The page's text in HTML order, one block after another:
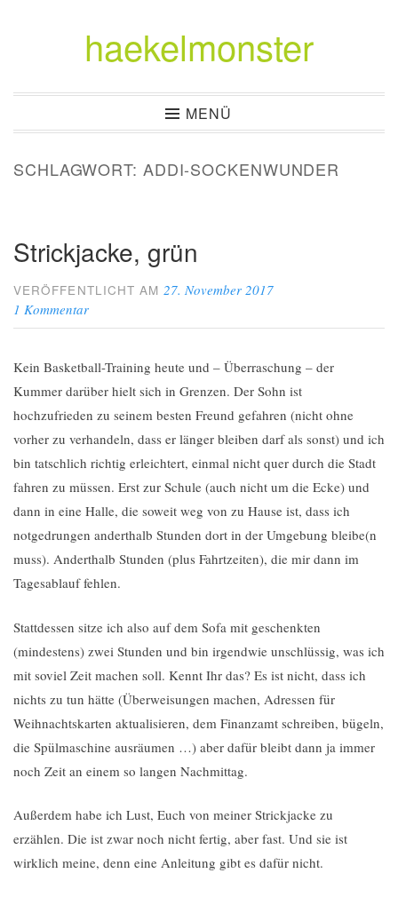
haekelmonster
MENÜ
SCHLAGWORT: ADDI-SOCKENWUNDER
Strickjacke, grün
VERÖFFENTLICHT AM27. November 2017
1 Kommentar
Kein Basketball-Training heute und – Überraschung – der
Kummer darüber hielt sich in Grenzen. Der Sohn ist
hochzufrieden zu seinem besten Freund gefahren (nicht ohne
vorher zu verhandeln, dass er länger bleiben darf als sonst) und ich
bin tatschlich richtig erleichtert, einmal nicht quer durch die Stadt
fahren zu müssen. Erst zur Schule (auch nicht um die Ecke) und
dann in eine Halle, die soweit weg von zu Hause ist, dass ich
notgedrungen anderthalb Stunden dort in der Umgebung bleibe(n
muss). Anderthalb Stunden (plus Fahrtzeiten), die mir dann im
Tagesablauf fehlen.
Stattdessen sitze ich also auf dem Sofa mit geschenkten
(mindestens) zwei Stunden und bin irgendwie unschlüssig, was ich
mit soviel Zeit machen soll. Kennt Ihr das? Es ist nicht, dass ich
nichts zu tun hätte (Überweisungen machen, Adressen für
Weihnachtskarten aktualisieren, dem Finanzamt schreiben, bügeln,
die Spülmaschine ausräumen …) aber dafür bleibt dann ja immer
noch Zeit an einem so langen Nachmittag.
Außerdem habe ich Lust, Euch von meiner Strickjacke zu
erzählen. Die ist zwar noch nicht fertig, aber fast. Und sie ist
wirklich meine, denn eine Anleitung gibt es dafür nicht.